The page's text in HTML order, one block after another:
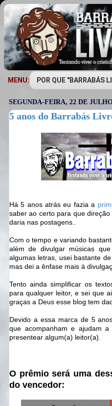
MENU:
SEGUNDA-FEIRA, 22 DE
5 anos do Barrabás
Há 5 anos atrás eu fazia a
saber ao certo para que
daria nas postagens..
Com o tempo e variando
além de divulgar músicas
algumas letras, usei bastante
mas dei a ênfase mais à
Tento ainda simplificar os
para qualquer leitor, e sei que
graças a Deus esse blog tem
Devido a essa marca de 5
que acompanham e ajudam
presentear algum(a) leitor(a).
O prêmio será uma
do vencedor: